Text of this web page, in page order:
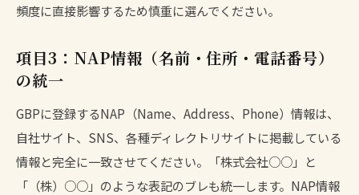
頻度に直接影響するため慎重に選んでください。
項目3：NAP情報（名前・住所・電話番号）
の統一
GBPに登録するNAP（Name、Address、Phone）情報は、
自社サイト、SNS、各種ディレクトリサイトに掲載している
情報と完全に一致させてください。「株式会社○○」と
「（株）○○」のような表記のブレも統一します。NAP情報